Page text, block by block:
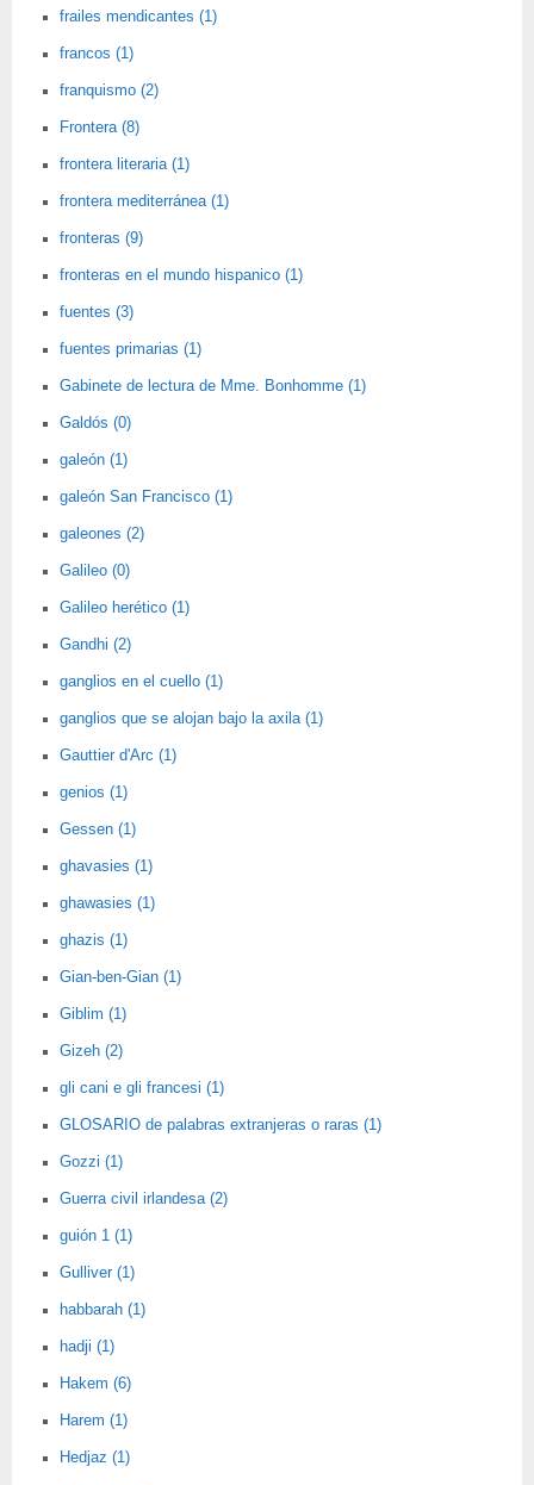
frailes mendicantes (1)
francos (1)
franquismo (2)
Frontera (8)
frontera literaria (1)
frontera mediterránea (1)
fronteras (9)
fronteras en el mundo hispanico (1)
fuentes (3)
fuentes primarias (1)
Gabinete de lectura de Mme. Bonhomme (1)
Galdós (0)
galeón (1)
galeón San Francisco (1)
galeones (2)
Galileo (0)
Galileo herético (1)
Gandhi (2)
ganglios en el cuello (1)
ganglios que se alojan bajo la axila (1)
Gauttier d'Arc (1)
genios (1)
Gessen (1)
ghavasies (1)
ghawasies (1)
ghazis (1)
Gian-ben-Gian (1)
Giblim (1)
Gizeh (2)
gli cani e gli francesi (1)
GLOSARIO de palabras extranjeras o raras (1)
Gozzi (1)
Guerra civil irlandesa (2)
guión 1 (1)
Gulliver (1)
habbarah (1)
hadji (1)
Hakem (6)
Harem (1)
Hedjaz (1)